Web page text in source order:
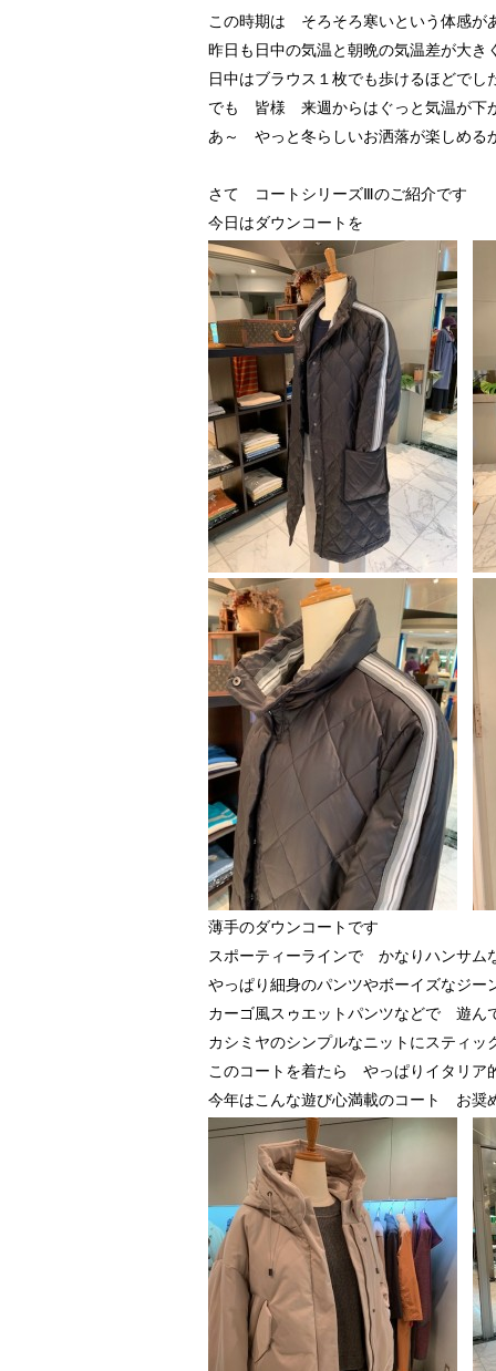
この時期は そろそろ寒いという体感が
昨日も日中の気温と朝晩の気温差が大き
日中はブラウス１枚でも歩けるほどでし
でも 皆様 来週からはぐっと気温が下
あ～ やっと冬らしいお洒落が楽しめる
さて コートシリーズⅢのご紹介です
今日はダウンコートを
薄手のダウンコートです
スポーティーラインで かなりハンサム
やっぱり細身のパンツやボーイズなジー
カーゴ風スゥエットパンツなどで 遊ん
カシミヤのシンプルなニットにスティッ
このコートを着たら やっぱりイタリア
今年はこんな遊び心満載のコート お奨